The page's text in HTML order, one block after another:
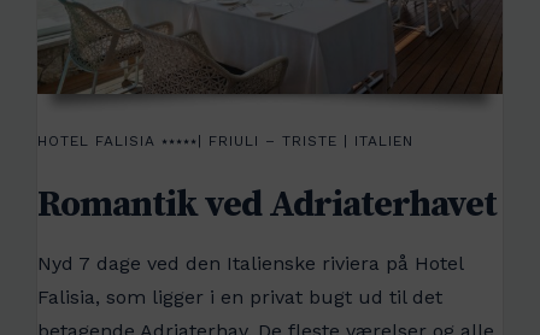
HOTEL FALISIA ⭑⭑⭑⭑⭑| FRIULI – TRISTE | ITALIEN
Romantik ved Adriaterhavet
Nyd 7 dage ved den Italienske riviera på Hotel
Falisia, som ligger i en privat bugt ud til det